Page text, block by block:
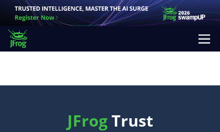
JFrogTrust